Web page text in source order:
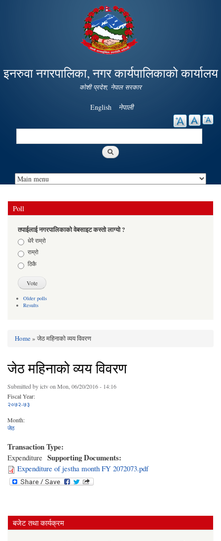
Skip to
main
content
इनरुवा नगरपालिका, नगर कार्यपालिकाको कार्यालय
कोशी प्रदेश, नेपाल सरकार
English नेपाली
Search
Poll
तपाईलाई नगरपालिकाको वेबसाइट कस्तो लाग्यो ?
Choicesधेरै राम्रो
राम्रो
ठिकै
Older polls
Results
Home» जेठ महिनाको व्यय विवरण
जेठ महिनाको व्यय विवरण
Submitted byictvon Mon, 06/20/2016 - 14:16
Fiscal Year:
२०७२-७३
Month:
जेठ
Transaction Type:
Expenditure Supporting Documents:
Expenditure of jestha month FY 2072073.pdf
बजेट तथा कार्यक्रम